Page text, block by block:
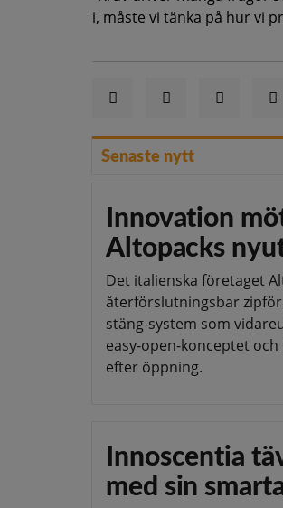
i, måste vi tänka på hur vi
Senaste nytt
Innovation
Altopacks
Det italienska företaget
återförslutningsbar
stäng-system som
easy-open-konceptet
efter öppning.
Innoscentia
med sin